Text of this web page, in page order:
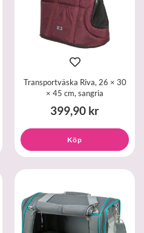
Transportväska Riva, 26 × 30
× 45 cm, sangria
399,90 kr
Köp